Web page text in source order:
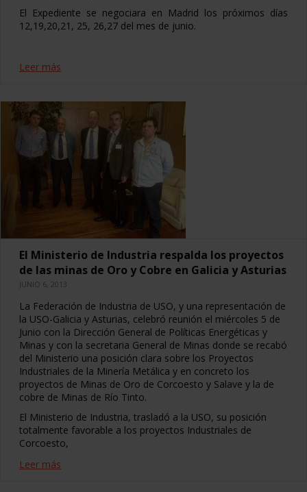
El Expediente se negociara en Madrid los próximos días
12,19,20,21, 25, 26,27 del mes de junio.
Leer más
El Ministerio de Industria respalda los proyectos
de las minas de Oro y Cobre en Galicia y Asturias
JUNIO 6, 2013
La Federación de Industria de USO, y una representación de
la USO-Galicia y Asturias, celebró reunión el miércoles 5 de
Junio con la Dirección General de Políticas Energéticas y
Minas y con la secretaria General de Minas donde se recabó
del Ministerio una posición clara sobre los Proyectos
Industriales de la Minería Metálica y en concreto los
proyectos de Minas de Oro de Corcoesto y Salave y la de
cobre de Minas de Río Tinto.
El Ministerio de Industria, trasladó a la USO, su posición
totalmente favorable a los proyectos Industriales de
Corcoesto,
Leer más